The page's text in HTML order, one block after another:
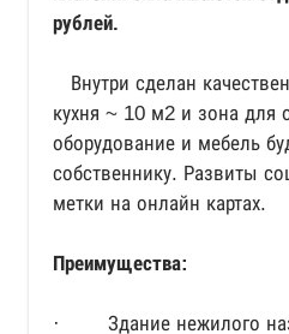
рублей.
Внутри сделан
кухня ~ 10 м2 и зона для
оборудование и мебель
собственнику. Развиты
метки на онлайн картах.
Преимущества:
· Здание нежилого